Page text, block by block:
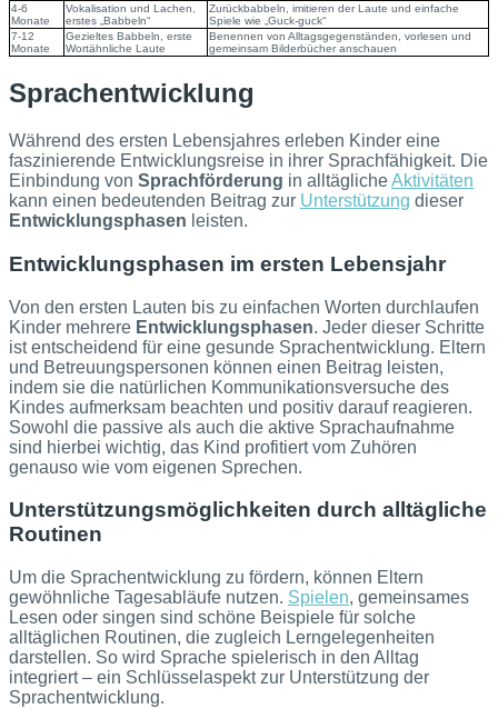
4-6
Monate
Vokalisation und Lachen,
erstes „Babbeln“
Zurückbabbeln, imitieren der Laute und einfache
Spiele wie „Guck-guck“
7-12
Monate
Gezieltes Babbeln, erste
Wortähnliche Laute
Benennen von Alltagsgegenständen, vorlesen und
gemeinsam Bilderbücher anschauen
Sprachentwicklung
Während des ersten Lebensjahres erleben Kinder eine
faszinierende Entwicklungsreise in ihrer Sprachfähigkeit. Die
Einbindung von Sprachförderung in alltäglicheAktivitäten
kann einen bedeutenden Beitrag zur Unterstützung dieser
Entwicklungsphasen leisten.
Entwicklungsphasen im ersten Lebensjahr
Von den ersten Lauten bis zu einfachen Worten durchlaufen
Kinder mehrere Entwicklungsphasen. Jeder dieser Schritte
ist entscheidend für eine gesunde Sprachentwicklung. Eltern
und Betreuungspersonen können einen Beitrag leisten,
indem sie die natürlichen Kommunikationsversuche des
Kindes aufmerksam beachten und positiv darauf reagieren.
Sowohl die passive als auch die aktive Sprachaufnahme
sind hierbei wichtig, das Kind profitiert vom Zuhören
genauso wie vom eigenen Sprechen.
Unterstützungsmöglichkeiten durch alltägliche
Routinen
Um die Sprachentwicklung zu fördern, können Eltern
gewöhnliche Tagesabläufe nutzen. Spielen, gemeinsames
Lesen oder singen sind schöne Beispiele für solche
alltäglichen Routinen, die zugleich Lerngelegenheiten
darstellen. So wird Sprache spielerisch in den Alltag
integriert – ein Schlüsselaspekt zur Unterstützung der
Sprachentwicklung.